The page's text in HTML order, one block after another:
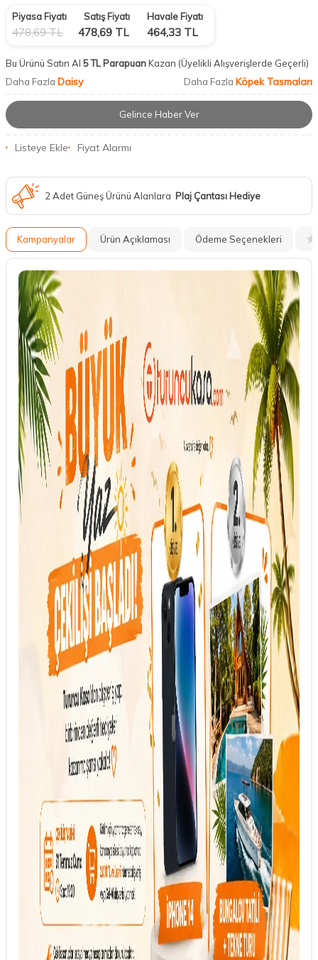
Piyasa Fiyatı
478,69TL
Satış Fiyatı
478,69 TL
Havale Fiyatı
464,33 TL
Bu Ürünü Satın Al 5 TL ParapuanKazan (Üyelikli Alışverişlerde Geçerli)
Daha Fazla Daisy Daha Fazla Köpek Tasmaları
Gelince Haber Ver
Listeye Ekle Fiyat Alarmı
2 Adet Güneş Ürünü Alanlara Plaj Çantası Hediye
Kampanyalar Ürün Açıklaması Ödeme Seçenekleri